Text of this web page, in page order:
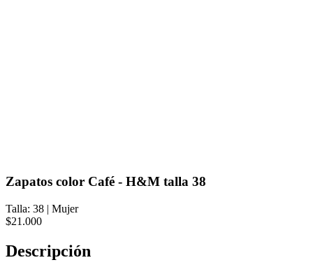
Zapatos color Café - H&M talla 38
Talla: 38 | Mujer
$21.000
Descripción